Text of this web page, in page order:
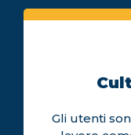
Gli utenti